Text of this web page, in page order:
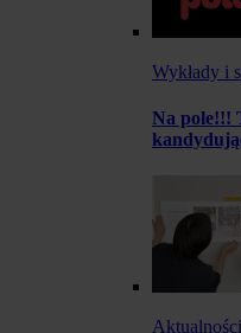
Wykłady i
Na pole!!!
Aktualności